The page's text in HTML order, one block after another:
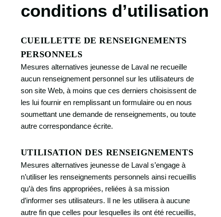
conditions d’utilisation
CUEILLETTE DE RENSEIGNEMENTS
PERSONNELS
Mesures alternatives jeunesse de Laval ne recueille
aucun renseignement personnel sur les utilisateurs de
son site Web, à moins que ces derniers choisissent de
les lui fournir en remplissant un formulaire ou en nous
soumettant une demande de renseignements, ou toute
autre correspondance écrite.
UTILISATION DES RENSEIGNEMENTS
Mesures alternatives jeunesse de Laval s’engage à
n’utiliser les renseignements personnels ainsi recueillis
qu’à des fins appropriées, reliées à sa mission
d’informer ses utilisateurs. Il ne les utilisera à aucune
autre fin que celles pour lesquelles ils ont été recueillis,